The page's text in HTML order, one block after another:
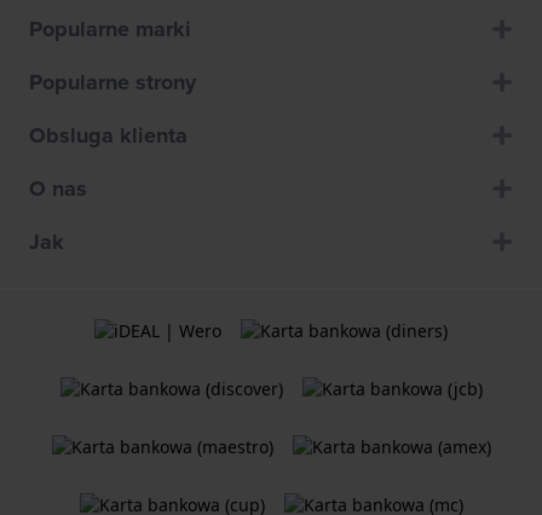
Popularne marki
Popularne strony
Obsluga klienta
O nas
Jak